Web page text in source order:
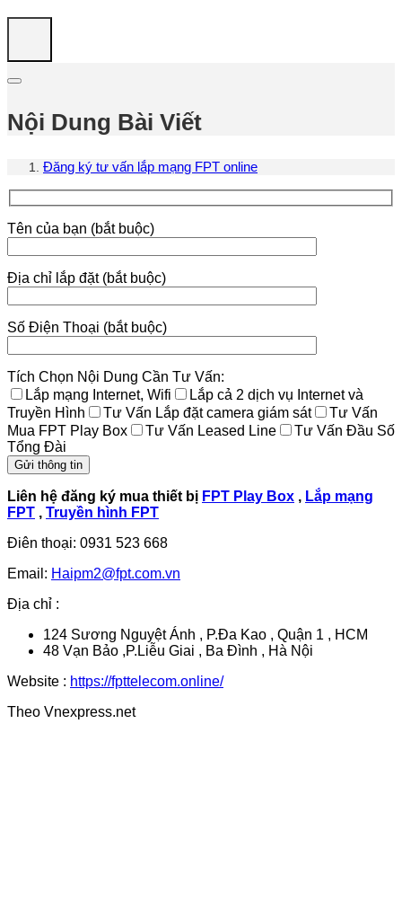
Nội Dung Bài Viết
Đăng ký tư vấn lắp mạng FPT online
Tên của bạn (bắt buộc)
Địa chỉ lắp đặt (bắt buộc)
Số Điện Thoại (bắt buộc)
Tích Chọn Nội Dung Cần Tư Vấn:
Lắp mạng Internet, Wifi
Lắp cả 2 dịch vụ Internet và
Truyền Hình
Tư Vấn Lắp đặt camera giám sát
Tư Vấn
Mua FPT Play Box
Tư Vấn Leased Line
Tư Vấn Đầu Số
Tổng Đài
Liên hệ đăng ký mua thiết bị FPT Play Box , Lắp mạng
FPT , Truyền hình FPT
Điên thoại: 0931 523 668
Email: Haipm2@fpt.com.vn
Địa chỉ :
124 Sương Nguyệt Ánh , P.Đa Kao , Quận 1 , HCM
48 Vạn Bảo ,P.Liễu Giai , Ba Đình , Hà Nội
Website : https://fpttelecom.online/
Theo Vnexpress.net